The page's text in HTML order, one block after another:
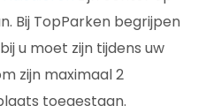
Bij TopParken begrijpen
u moet zijn tijdens uw
zijn maximaal 2
toegestaan.